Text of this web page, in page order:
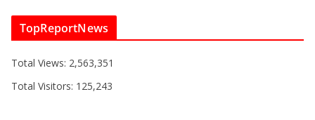
TopReportNews
Total Views: 2,563,351
Total Visitors: 125,243